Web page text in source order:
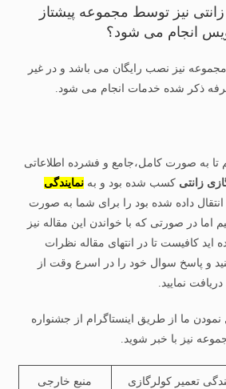
نیز توسط مجموعه پیشتاز
انجام می شود؟
نیز نصب رایگان می باشد و در غیر
ذکر شده خدمات انجام می شود.
تا به صورت کامل،جامع و فشرده اطلاعاتی
زانتی کسب شده بود و بهنمایندگی
انتقال داده شده بود را برای شما به صورت
اما در صورتی که با خواندن این مقاله نیز
اید کافیست تا در انتهای مقاله نظرات
و پاسخ سوال خود را در اسرع وقت از
دریافت نمایید.
نمودن ما از طریق اینستاگرام از جشنواره
نیز با خبر شوید.
تعمیر کولرگازی
منبع خارجی